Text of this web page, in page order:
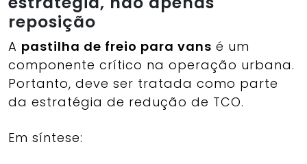
reposição
A pastilha de freio para vans é um
componente crítico na operação urbana.
Portanto, deve ser tratada como parte
da estratégia de redução de TCO.
Em síntese: